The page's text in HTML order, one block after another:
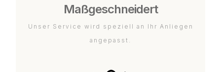
Maßgeschneidert
Unser Service wird speziell an Ihr Anliegen
angepasst.